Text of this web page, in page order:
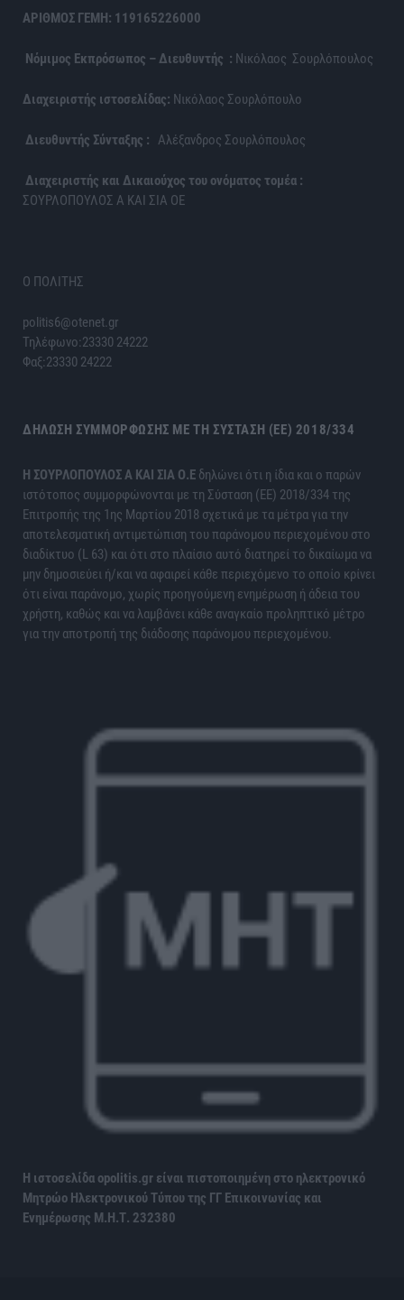
ΑΡΙΘΜΟΣ ΓΕΜΗ: 119165226000
Νόμιμος Εκπρόσωπος – Διευθυντής : Νικόλαος Σουρλόπουλος
Διαχειριστής ιστοσελίδας: Νικόλαος Σουρλόπουλο
Διευθυντής Σύνταξης : Αλέξανδρος Σουρλόπουλος
Διαχειριστής και Δικαιούχος του ονόματος τομέα :
ΣΟΥΡΛΟΠΟΥΛΟΣ Α ΚΑΙ ΣΙΑ ΟΕ
Ο ΠΟΛΙΤΗΣ
politis6@otenet.gr
Τηλέφωνο:23330 24222
Φαξ:23330 24222
ΔΉΛΩΣΗ ΣΥΜΜΌΡΦΩΣΗΣ ΜΕ ΤΗ ΣΎΣΤΑΣΗ (ΕΕ) 2018/334
H ΣΟΥΡΛΟΠΟΥΛΟΣ Α ΚΑΙ ΣΙΑ Ο.Ε δηλώνει ότι η ίδια και ο παρών
ιστότοπος συμμορφώνονται με τη Σύσταση (ΕΕ) 2018/334 της
Επιτροπής της 1ης Μαρτίου 2018 σχετικά με τα μέτρα για την
αποτελεσματική αντιμετώπιση του παράνομου περιεχομένου στο
διαδίκτυο (L 63) και ότι στο πλαίσιο αυτό διατηρεί το δικαίωμα να
μην δημοσιεύει ή/και να αφαιρεί κάθε περιεχόμενο το οποίο κρίνει
ότι είναι παράνομο, χωρίς προηγούμενη ενημέρωση ή άδεια του
χρήστη, καθώς και να λαμβάνει κάθε αναγκαίο προληπτικό μέτρο
για την αποτροπή της διάδοσης παράνομου περιεχομένου.
Η ιστοσελίδα opolitis.gr είναι πιστοποιημένη στο ηλεκτρονικό
Μητρώο Ηλεκτρονικού Τύπου της ΓΓ Επικοινωνίας και
Ενημέρωσης Μ.Η.Τ. 232380